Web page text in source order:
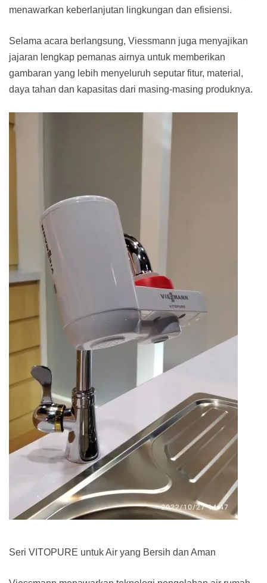
menawarkan keberlanjutan lingkungan dan efisiensi.
Selama acara berlangsung, Viessmann juga menyajikan
jajaran lengkap pemanas airnya untuk memberikan
gambaran yang lebih menyeluruh seputar fitur, material,
daya tahan dan kapasitas dari masing-masing produknya.
Seri VITOPURE untuk Air yang Bersih dan Aman